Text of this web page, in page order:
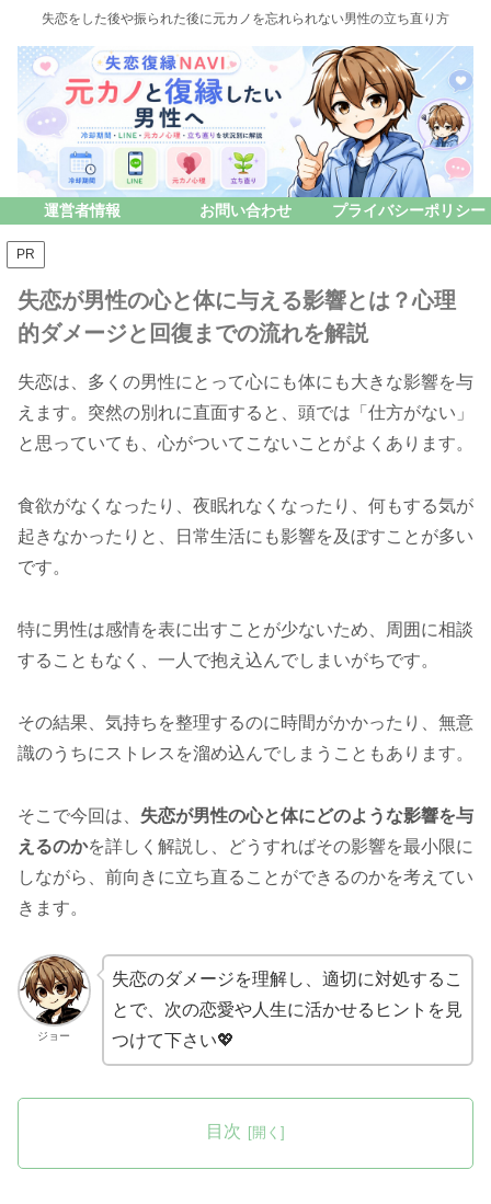
失恋をした後や振られた後に元カノを忘れられない男性の立ち直り方
運営者情報 お問い合わせ プライバシーポリシー
PR
失恋が男性の心と体に与える影響とは？心理
的ダメージと回復までの流れを解説
失恋は、多くの男性にとって心にも体にも大きな影響を与
えます。突然の別れに直面すると、頭では「仕方がない」
と思っていても、心がついてこないことがよくあります。
食欲がなくなったり、夜眠れなくなったり、何もする気が
起きなかったりと、日常生活にも影響を及ぼすことが多い
です。
特に男性は感情を表に出すことが少ないため、周囲に相談
することもなく、一人で抱え込んでしまいがちです。
その結果、気持ちを整理するのに時間がかかったり、無意
識のうちにストレスを溜め込んでしまうこともあります。
そこで今回は、 失恋が男性の心と体にどのような影響を与
えるのかを詳しく解説し、どうすればその影響を最小限に
しながら、前向きに立ち直ることができるのかを考えてい
きます。
ジョー
失恋のダメージを理解し、適切に対処するこ
とで、次の恋愛や人生に活かせるヒントを見
つけて下さい💖
目次